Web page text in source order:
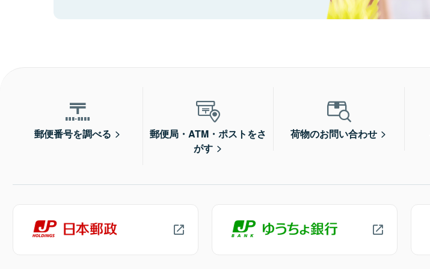
郵便番号を調べる
郵便局・ATM・ポストをさ
がす
荷物のお問い合わせ